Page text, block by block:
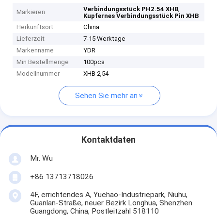
Markieren Verbindungsstück PH2.54 XHB,
Kupfernes Verbindungsstück Pin XHB
Herkunftsort
China
Lieferzeit
7-15 Werktage
Markenname
YDR
Min Bestellmenge
100pcs
Modellnummer
XHB 2,54
Sehen Sie mehr an
Kontaktdaten
Mr. Wu
+86 13713718026
4F, errichtendes A, Yuehao-Industriepark, Niuhu,
Guanlan-Straße, neuer Bezirk Longhua, Shenzhen
Guangdong, China, Postleitzahl 518110